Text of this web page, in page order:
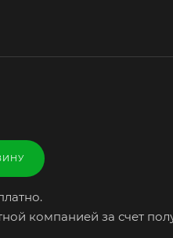
компанией за счет